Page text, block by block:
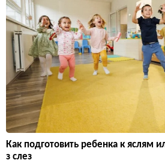
Как подготовить ребенка к яслям
з слез